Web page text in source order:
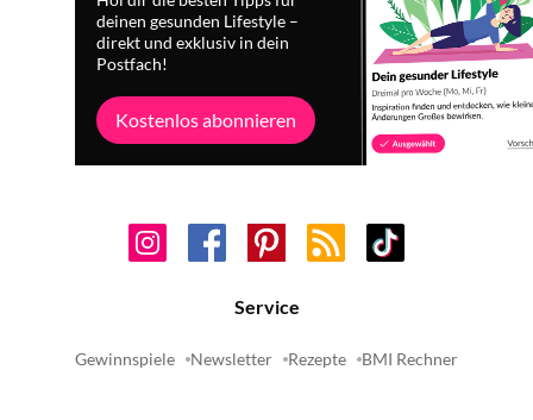
deinen gesunden Lifestyle –
direkt und exklusiv in dein
Postfach!
Kostenlos abonnieren
Service
Gewinnspiele Newsletter Rezepte BMI Rechner